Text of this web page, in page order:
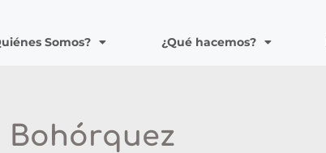
Somos? ¿Qué hacemos?
Bohórquez